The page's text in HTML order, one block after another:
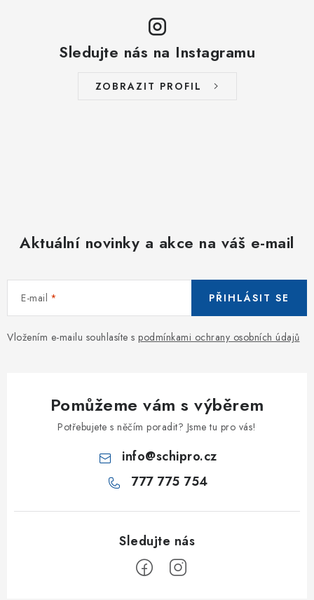
Sledujte nás na Instagramu
ZOBRAZIT PROFIL
Aktuální novinky a akce na váš e-mail
E-mail
Vložením e-mailu souhlasíte s podmínkami ochrany osobních údajů
PŘIHLÁSIT SE
Pomůžeme vám s výběrem
Potřebujete s něčím poradit? Jsme tu pro vás!
info@schipro.cz
777 775 754